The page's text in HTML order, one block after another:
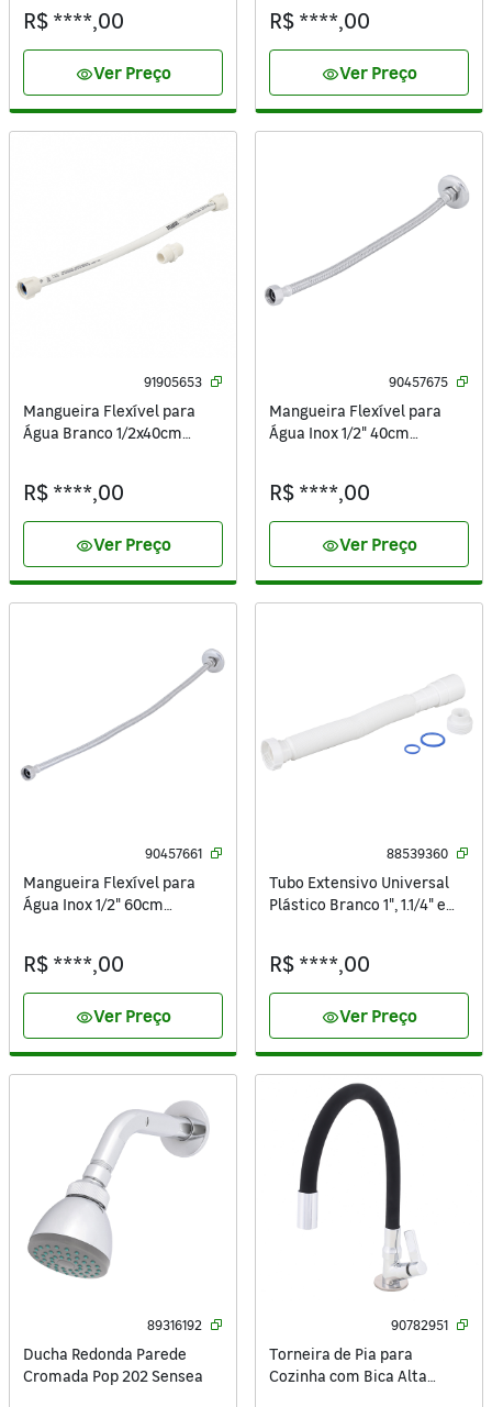
R$ ****,00
visibilityVer Preço
R$ ****,00
visibilityVer Preço
91905653
Mangueira Flexível para
Água Branco 1/2x40cm
R$ ****,00
visibilityVer Preço
90457675
Mangueira Flexível para
Água Inox 1/2" 40cm
R$ ****,00
visibilityVer Preço
90457661
Mangueira Flexível para
Água Inox 1/2" 60cm
R$ ****,00
visibilityVer Preço
88539360
Tubo Extensivo Universal
Plástico Branco 1", 1.1/4" e
R$ ****,00
visibilityVer Preço
89316192
Ducha Redonda Parede
Cromada Pop 202 Sensea
90782951
Torneira de Pia para
Cozinha com Bica Alta